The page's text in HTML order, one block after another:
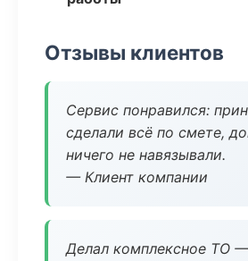
Отзывы клиентов
Сервис понравился:
сделали всё по смете,
ничего не навязывали.
— Клиент компании
Делал комплексное ТО